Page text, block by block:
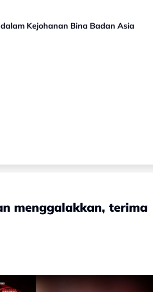
Kejohanan Bina Badan Asia
menggalakkan, terima